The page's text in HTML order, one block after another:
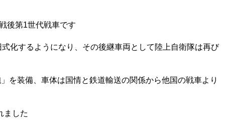
後第1世代戦車です
化するようになり、その後継車両として陸上自衛隊は再び
を装備、車体は国情と鉄道輸送の関係から他国の戦車より
ました